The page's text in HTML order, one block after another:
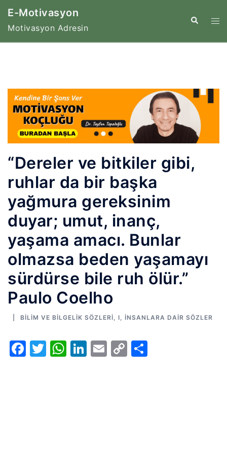
İçeriğe
E-Motivasyon
Motivasyon Adresin
Search
“Dereler ve bitkiler gibi,
ruhlar da bir başka
yağmura gereksinim
duyar; umut, inanç,
yaşama amacı. Bunlar
olmazsa beden yaşamayı
sürdürse bile ruh ölür.”
Paulo Coelho
BILIM VE BILGELIK SÖZLERI I İNSANLARA DAIR SÖZLER
Facebook
Twitter
WhatsApp
LinkedIn
Email
Copy